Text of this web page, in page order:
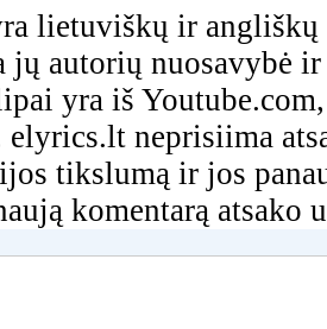
lietuviškų ir angliškų
jų autorių nuosavybė
yra iš
elyrics.lt neprisiima
tikslumą ir jos
komentarą atsako